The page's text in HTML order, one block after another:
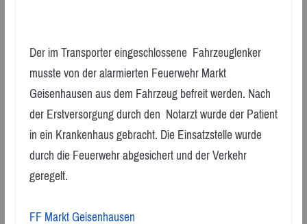
Der im Transporter eingeschlossene Fahrzeuglenker
musste von der alarmierten Feuerwehr Markt
Geisenhausen aus dem Fahrzeug befreit werden. Nach
der Erstversorgung durch den Notarzt wurde der Patient
in ein Krankenhaus gebracht. Die Einsatzstelle wurde
durch die Feuerwehr abgesichert und der Verkehr
geregelt.
FF Markt Geisenhausen